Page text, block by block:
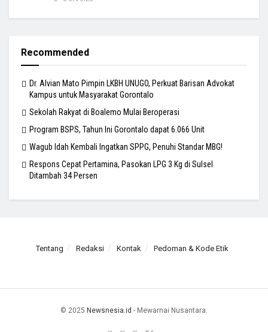
Recommended
Dr. Alvian Mato Pimpin LKBH UNUGO, Perkuat Barisan Advokat
Kampus untuk Masyarakat Gorontalo
Sekolah Rakyat di Boalemo Mulai Beroperasi
Program BSPS, Tahun Ini Gorontalo dapat 6.066 Unit
Wagub Idah Kembali Ingatkan SPPG, Penuhi Standar MBG!
Respons Cepat Pertamina, Pasokan LPG 3 Kg di Sulsel
Ditambah 34 Persen
Tentang Redaksi Kontak Pedoman & Kode Etik
© 2025 Newsnesia.id - Mewarnai Nusantara.